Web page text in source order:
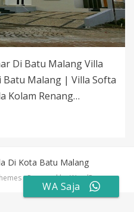
Di Batu Malang Villa
Batu Malang | Villa Softa
Kolam Renang…
Di Kota Batu Malang
⋅Powered byWordPress
WA Saja